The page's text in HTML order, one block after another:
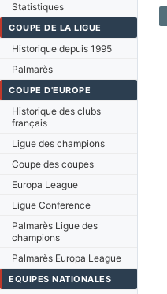
Statistiques
COUPE DE LA LIGUE
Historique depuis 1995
Palmarès
COUPE D'EUROPE
Historique des clubs
français
Ligue des champions
Coupe des coupes
Europa League
Ligue Conference
Palmarès Ligue des
champions
Palmarès Europa League
EQUIPES NATIONALES